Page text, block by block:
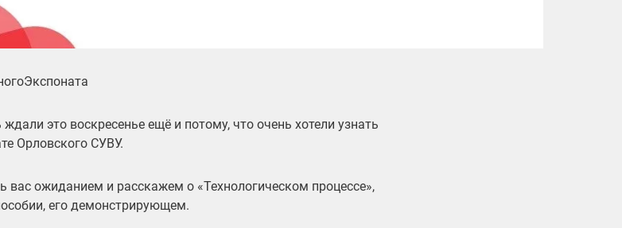
это воскресенье ещё и потому, что очень хотели узнать
Орловского СУВУ.
вас ожиданием и расскажем о «Технологическом процессе»,
его демонстрирующем.